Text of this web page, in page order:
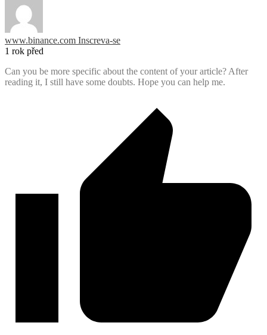
www.binance.com Inscreva-se
1 rok před
Can you be more specific about the content of your article? After
reading it, I still have some doubts. Hope you can help me.